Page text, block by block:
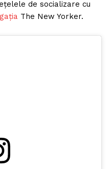
de socializare cu
The New Yorker.